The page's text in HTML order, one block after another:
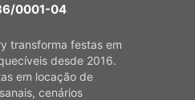
0001-04
transforma festas em
desde 2016.
em locação de
cenários